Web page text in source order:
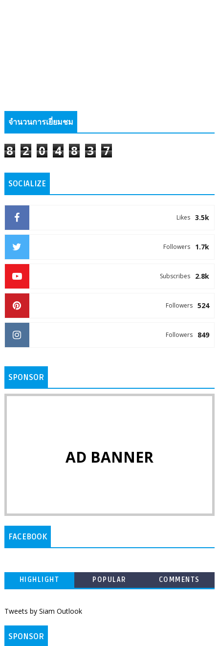
จำนวนการเยี่ยมชม
8 2 0 4 8 3 7
SOCIALIZE
3.5k
Likes
1.7k
Followers
2.8k
Subscribes
524
Followers
849
Followers
SPONSOR
AD BANNER
FACEBOOK
HIGHLIGHT POPULAR COMMENTS
Tweets by Siam Outlook
SPONSOR